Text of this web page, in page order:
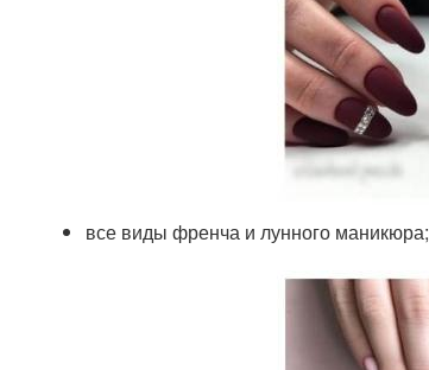
все виды френча и лунного маникюра;